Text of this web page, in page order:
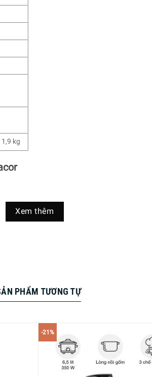
kg
Xem thêm
PHẨM TƯƠNG TỰ
-21%